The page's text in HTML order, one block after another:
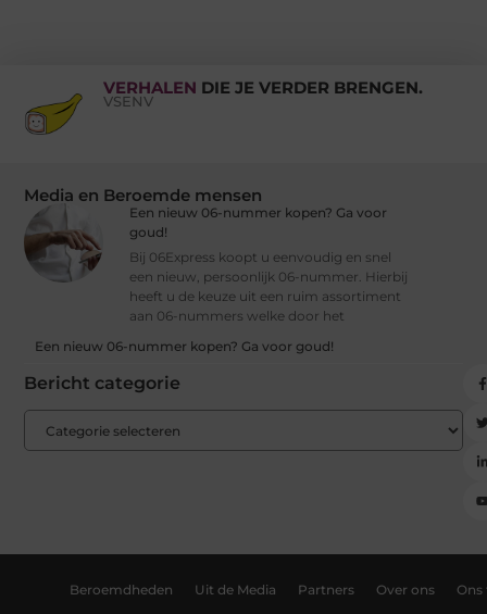
VERHALEN DIE JE VERDER BRENGEN.
VSENV
Media en Beroemde mensen
Een nieuw 06-nummer kopen? Ga voor
goud!
Bij 06Express koopt u eenvoudig en snel
een nieuw, persoonlijk 06-nummer. Hierbij
heeft u de keuze uit een ruim assortiment
aan 06-nummers welke door het
Een nieuw 06-nummer kopen? Ga voor goud!
Bericht categorie
Beroemdheden Uit de Media Partners Over ons Ons